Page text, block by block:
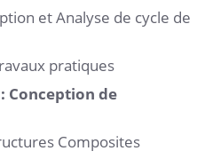
et Analyse de cycle de
pratiques
Conception de
Composites